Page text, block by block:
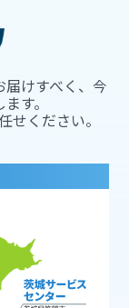
けすべく、今
す。
せください。